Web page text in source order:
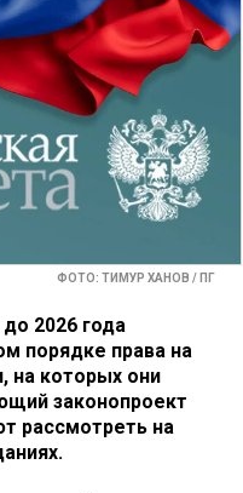
ФОТО: ТИМУР ХАНОВ / ПГ
2026 года
порядке права на
на которых они
законопроект
рассмотреть на